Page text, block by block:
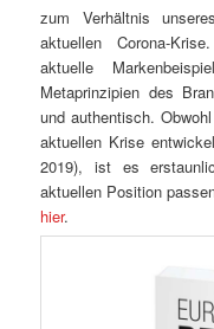
zum Verhältnis
aktuellen Corona-
aktuelle
Metaprinzipien des
und authentisch.
aktuellen Krise
2019), ist es
aktuellen Position
hier.